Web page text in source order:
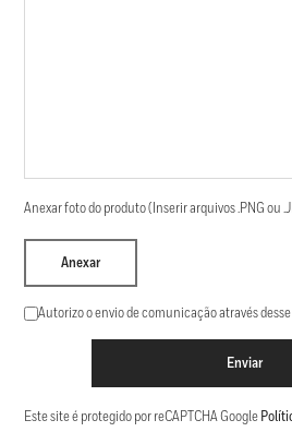
Anexar foto do produto (Inserir arquivos .PNG ou
Anexar
Autorizo o envio de comunicação através
Enviar
Este site é protegido por reCAPTCHA Google